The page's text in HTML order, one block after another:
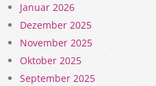
Januar 2026
Dezember 2025
November 2025
Oktober 2025
September 2025